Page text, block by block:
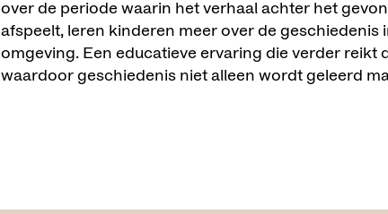
over de periode waarin het verhaal achter het
afspeelt, leren kinderen meer over de geschiedenis
omgeving. Een educatieve ervaring die verder reikt
waardoor geschiedenis niet alleen wordt geleerd